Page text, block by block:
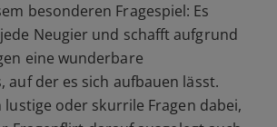
besonderen Fragespiel: Es
Neugier und schafft aufgrund
eine wunderbare
auf der es sich aufbauen lässt.
lustige oder skurrile Fragen dabei,